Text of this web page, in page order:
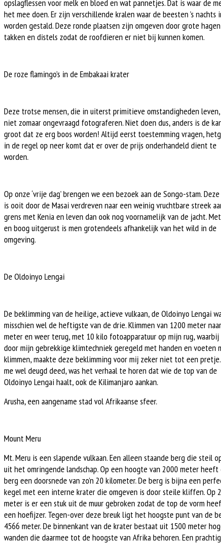
opslagflessen voor melk en bloed en wat pannetjes. Dat is waar de
het mee doen. Er zijn verschillende kralen waar de beesten ’s nachts
worden gestald. Deze ronde plaatsen zijn omgeven door grote
takken en distels zodat de roofdieren er niet bij kunnen komen.
De roze flamingo’s in de Embakaai krater
Deze trotse mensen, die in uiterst primitieve omstandigheden
niet zomaar ongevraagd fotograferen. Niet doen dus, anders is de
groot dat ze erg boos worden! Altijd eerst toestemming vragen,
in de regel op neer komt dat er over de prijs onderhandeld dient te
worden.
Op onze ‘vrije dag’ brengen we een bezoek aan de Songo-stam.
is ooit door de Masai verdreven naar een weinig vruchtbare streek
grens met Kenia en leven dan ook nog voornamelijk van de jacht.
en boog uitgerust is men grotendeels afhankelijk van het wild in de
omgeving.
De Oldoinyo Lengai
De beklimming van de heilige, actieve vulkaan, de Oldoinyo Lengai
misschien wel de heftigste van de drie. Klimmen van 1200 meter
meter en weer terug, met 10 kilo fotoapparatuur op mijn rug,
door mijn gebrekkige klimtechniek geregeld met handen en voeten
klimmen, maakte deze beklimming voor mij zeker niet tot een
me wel deugd deed, was het verhaal te horen dat wie de top van de
Oldoinyo Lengai haalt, ook de Kilimanjaro aankan.
Arusha, een aangename stad vol Afrikaanse sfeer.
Mount Meru
Mt. Meru is een slapende vulkaan. Een alleen staande berg die steil
uit het omringende landschap. Op een hoogte van 2000 meter heeft
berg een doorsnede van zo’n 20 kilometer. De berg is bijna een
kegel met een interne krater die omgeven is door steile kliffen. Op
meter is er een stuk uit de muur gebroken zodat de top de vorm
een hoefijzer. Tegen-over deze breuk ligt het hoogste punt van de
4566 meter. De binnenkant van de krater bestaat uit 1500 meter
wanden die daarmee tot de hoogste van Afrika behoren. Een